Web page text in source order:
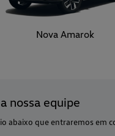
Nova Amarok
nossa equipe
abaixo que entraremos em